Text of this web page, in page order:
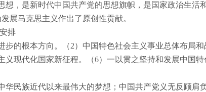
想，是新时代中国共产党的思想旗帜，是国家政治生
展马克思主义作出了原创性贡献。
排
步的根本方向。（2）中国特色社会主义事业总体布局和
义现代化国家新征程。（6）一以贯之坚持和发展中国特
民族近代以来最伟大的梦想；中国共产党义无反顾肩